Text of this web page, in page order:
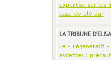
expertise sur les
base de blé dur
LA TRIBUNE
Le « régénératif »
assiettes :